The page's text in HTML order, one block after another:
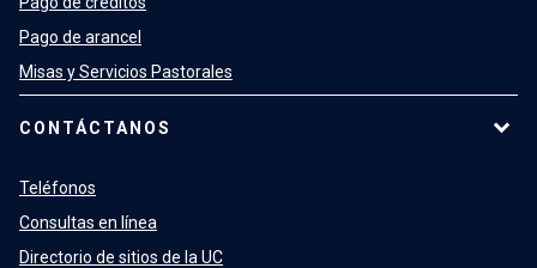
Pago de arancel
Misas y Servicios Pastorales
CONTÁCTANOS
Teléfonos
Consultas en línea
Directorio de sitios de la UC